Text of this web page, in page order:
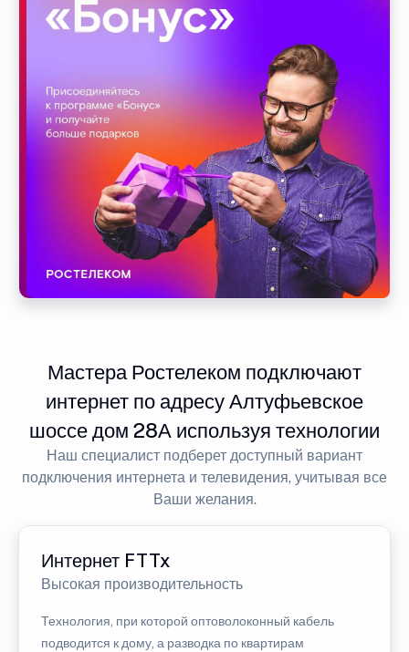
Мастера Ростелеком подключают
интернет по адресу Алтуфьевское
шоссе дом 28А используя технологии
Наш специалист подберет доступный вариант
подключения интернета и телевидения, учитывая все
Ваши желания.
Интернет FTTx
Высокая производительность
Технология, при которой оптоволоконный кабель
подводится к дому, а разводка по квартирам